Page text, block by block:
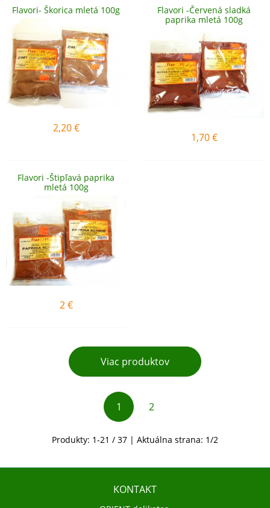
Flavori- Škorica mletá 100g
2,20 €
Flavori -Červená sladká
paprika mletá 100g
1,70 €
Flavori -Štipľavá paprika
mletá 100g
2 €
Viac produktov
1 2
Produkty: 1-21 / 37 | Aktuálna strana: 1/2
KONTAKT